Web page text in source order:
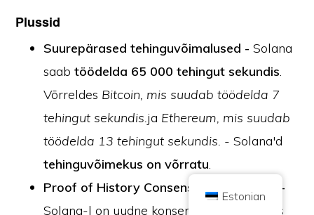
Plussid
Suurepärased tehinguvõimalused -Solana
saab töödelda 65 000 tehingut sekundis.
Võrreldes Bitcoin, mis suudab töödelda 7
tehingut sekundis.ja Ethereum, mis suudab
töödelda 13 tehingut sekundis. - Solana'd
tehinguvõimekus on võrratu.
Proof of History Consensus Mechanism -
Solana-l on uudne konsensusalgoritm, mis
Copyright © 2026 Brilliant British Ltd, mis tegutseb nime all Coin Kickoff
5PF.
Sisu on mõeldud teavitamise eesmärgil ja ei ole investeerimisnõustamine.
Varasemad tulemused ei viita tulevastele tulemustele. Krüptoraha
Krüptoraha ei ole reguleeritud Ühendkuningriigi finantsjärelevalveasutuse
poolt ja see ei kuulu Ühendkuningriigi finantsteenuste hüvitussüsteemi või
Ühendkuningriigi finantsombudsmani teenuse pädevusse. Krüptovaluutasse
suurendada või kaotada osaliselt või täielikult. Krüptoraha müügist saadud
kasumile võib kohaldada kapitalitulu maksu.
KOHTA VÕTKE MEIEGA ÜHENDUST
Estonian